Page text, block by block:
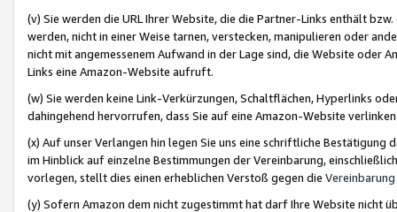
(v) Sie werden die URL Ihrer Website, die die Partner-Links enthält
werden, nicht in einer Weise tarnen, verstecken, manipulieren oder
nicht mit angemessenem Aufwand in der Lage sind, die Website oder
Links eine Amazon-Website aufruft.
(w) Sie werden keine Link-Verkürzungen, Schaltflächen, Hyperlinks
dahingehend hervorrufen, dass Sie auf eine Amazon-Website
(x) Auf unser Verlangen hin legen Sie uns eine schriftliche
im Hinblick auf einzelne Bestimmungen der Vereinbarung,
vorlegen, stellt dies einen erheblichen Verstoß gegen die Vereinbarung
(y) Sofern Amazon dem nicht zugestimmt hat darf Ihre Website nicht